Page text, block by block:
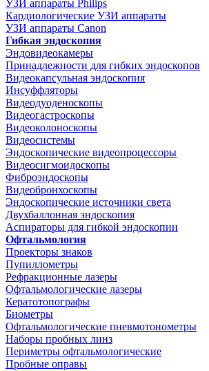
УЗИ аппараты Philips
Кардиологические УЗИ аппараты
УЗИ аппараты Canon
Гибкая эндоскопия
Эндовидеокамеры
Принадлежности для гибких эндоскопов
Видеокапсульная эндоскопия
Инсуффляторы
Видеодуоденоскопы
Видеогастроскопы
Видеоколоноскопы
Видеосистемы
Эндоскопические видеопроцессоры
Видеосигмоидоскопы
Фиброэндоскопы
Видеобронхоскопы
Эндоскопические источники света
Двухбаллонная эндоскопия
Аспираторы для гибкой эндоскопии
Офтальмология
Проекторы знаков
Пупиллометры
Рефракционные лазеры
Офтальмологические лазеры
Кератотопографы
Биометры
Офтальмологические пневмотонометры
Наборы пробных линз
Периметры офтальмологические
Пробные оправы